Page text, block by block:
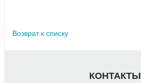
Возврат к списку
КОНТАКТЫ